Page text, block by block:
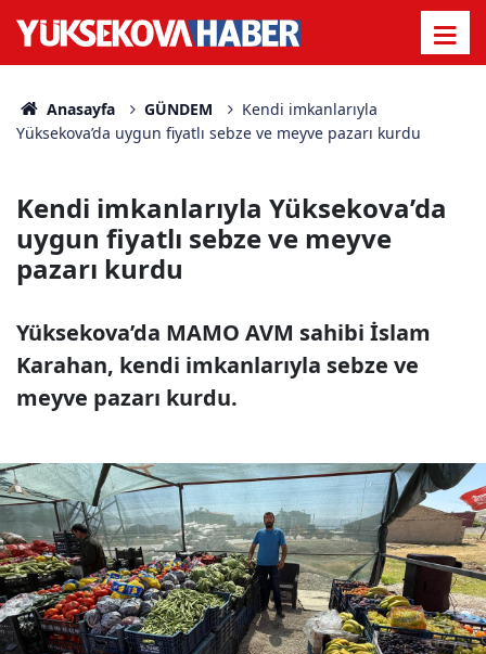
Anasayfa GÜNDEM
Kendi imkanlarıyla
Yüksekova’da uygun fiyatlı sebze ve meyve pazarı kurdu
Kendi imkanlarıyla Yüksekova’da
uygun fiyatlı sebze ve meyve
pazarı kurdu
Yüksekova’da MAMO AVM sahibi İslam
Karahan, kendi imkanlarıyla sebze ve
meyve pazarı kurdu.